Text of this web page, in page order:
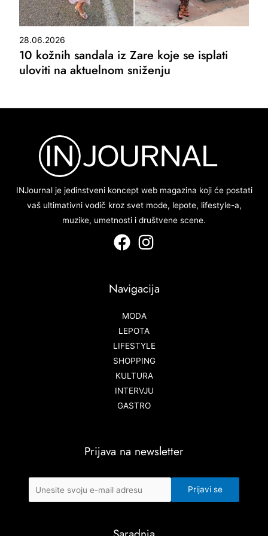
28.06.2026
10 kožnih sandala iz Zare koje se isplati
uloviti na aktuelnom sniženju
INJournal je jedinstveni koncept web magazina koji će postati
vaš ultimativni vodič kroz svet mode, lepote, lifestyle-a,
muzike, umetnosti i društvene scene.
Navigacija
MODA
LEPOTA
LIFESTYLE
SHOPPING
KULTURA
INTERVJU
GASTRO
Prijava na newsletter